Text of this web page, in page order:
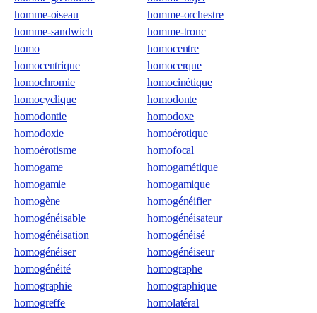
homme-oiseau
homme-orchestre
homme-sandwich
homme-tronc
homo
homocentre
homocentrique
homocerque
homochromie
homocinétique
homocyclique
homodonte
homodontie
homodoxe
homodoxie
homoérotique
homoérotisme
homofocal
homogame
homogamétique
homogamie
homogamique
homogène
homogénéifier
homogénéisable
homogénéisateur
homogénéisation
homogénéisé
homogénéiser
homogénéiseur
homogénéité
homographe
homographie
homographique
homogreffe
homolatéral